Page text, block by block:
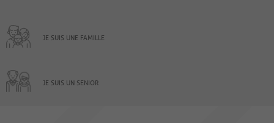
JE SUIS UNE FAMILLE
JE SUIS UN SENIOR